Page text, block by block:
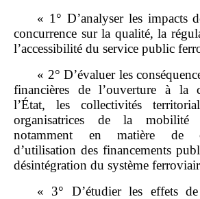
« 1° D’analyser les impacts
concurrence sur la qualité, la
l’accessibilité du service public
« 2° D’évaluer les
financières de l’ouverture à la
l’État, les collectivités
organisatrices de la mobilité
notamment en matière de
d’utilisation des financements
désintégration du système
« 3° D’étudier les effets